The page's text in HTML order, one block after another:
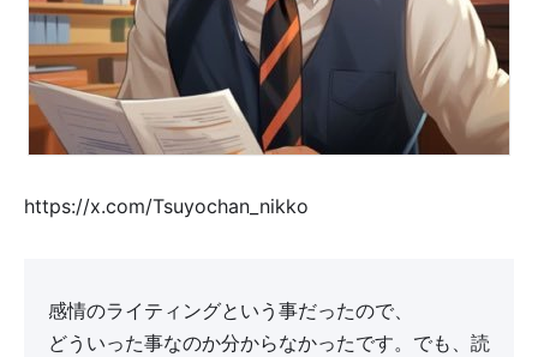
https://x.com/Tsuyochan_nikko
感情のライティングという事だったので、
どういった事なのか分からなかったです。でも、読